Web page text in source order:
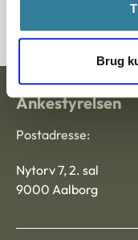
Brug
Ankestyrelsen
Postadresse:
Nytorv 7, 2. sal
9000 Aalborg